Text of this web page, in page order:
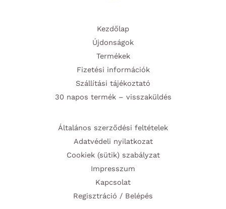
Kezdőlap
Újdonságok
Termékek
Fizetési információk
Szállítási tájékoztató
30 napos termék – visszaküldés
Általános szerződési feltételek
Adatvédeli nyilatkozat
Cookiek (sütik) szabályzat
Impresszum
Kapcsolat
Regisztráció / Belépés